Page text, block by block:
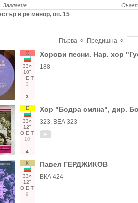
Заглавие
в ре минор, оп. 15
Първа « Предишна «
Х
33○
10"
Е Т
3
3
Хорови песни. Нар. хор
188
Е
33○
12"
О Е Т
10
4
Хор "Бодра смяна", дир.
323, ВЕА 323
К
33○
12"
О Е Т
9
Павел ГЕРДЖИКОВ
ВКА 424